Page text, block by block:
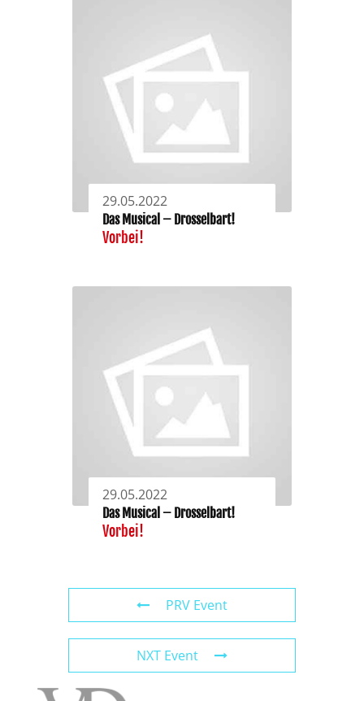
29.05.2022
Das Musical – Drosselbart!
Vorbei!
29.05.2022
Das Musical – Drosselbart!
Vorbei!
PRV Event
NXT Event